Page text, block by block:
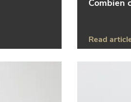
Combien
Read